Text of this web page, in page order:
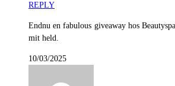
REPLY
Endnu en fabulous giveaway hos
mit held.
10/03/2025